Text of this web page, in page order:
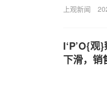
上观新闻
I‘P’O{
下滑，销